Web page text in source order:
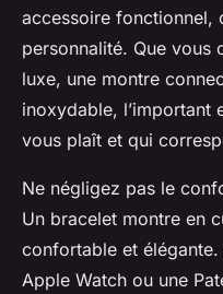
accessoire fonctionnel,
personnalité. Que vous
luxe, une montre
inoxydable, l’important
vous plaît et qui
Ne négligez pas le
Un bracelet montre en
confortable et
Apple Watch ou une